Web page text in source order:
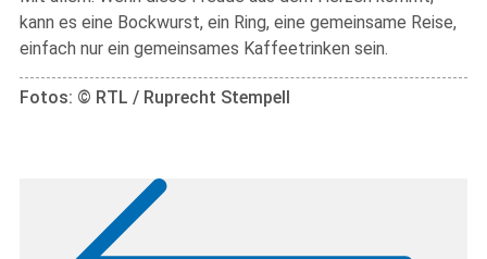
kann es eine Bockwurst, ein Ring, eine gemeinsame Reise,
einfach nur ein gemeinsames Kaffeetrinken sein.
Fotos: © RTL / Ruprecht Stempell